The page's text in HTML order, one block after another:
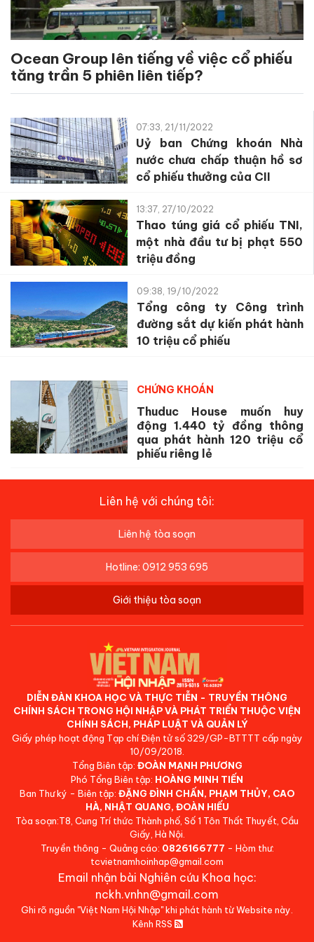
Ocean Group lên tiếng về việc cổ phiếu
tăng trần 5 phiên liên tiếp?
07:33, 21/11/2022
Uỷ ban Chứng khoán Nhà
nước chưa chấp thuận hồ sơ
cổ phiếu thưởng của CII
13:37, 27/10/2022
Thao túng giá cổ phiếu TNI,
một nhà đầu tư bị phạt 550
triệu đồng
09:38, 19/10/2022
Tổng công ty Công trình
đường sắt dự kiến phát hành
10 triệu cổ phiếu
CHỨNG KHOÁN
Thuduc House muốn huy
động 1.440 tỷ đồng thông
qua phát hành 120 triệu cổ
phiếu riêng lẻ
Liên hệ với chúng tôi:
Liên hệ tòa soạn
Hotline: 0912 953 695
Giới thiệu tòa soạn
DIỄN ĐÀN KHOA HỌC VÀ THỰC TIỄN - TRUYỀN THÔNG
CHÍNH SÁCH TRONG HỘI NHẬP VÀ PHÁT TRIỂN THUỘC VIỆN
CHÍNH SÁCH, PHÁP LUẬT VÀ QUẢN LÝ
Giấy phép hoạt động Tạp chí Điện tử số 329/GP-BTTTT cấp ngày
10/09/2018.
Tổng Biên tập: ĐOÀN MẠNH PHƯƠNG
Phó Tổng Biên tập: HOÀNG MINH TIẾN
Ban Thư ký - Biên tập: ĐẶNG ĐÌNH CHẤN, PHẠM THỦY, CAO
HÀ, NHẬT QUANG, ĐOÀN HIẾU
Tòa soạn:T8, Cung Trí thức Thành phố, Số 1 Tôn Thất Thuyết, Cầu
Giấy, Hà Nội.
Truyền thông - Quảng cáo: 0826166777 - Hòm thư:
tcvietnamhoinhap@gmail.com
Email nhận bài Nghiên cứu Khoa học:
nckh.vnhn@gmail.com
Ghi rõ nguồn "Việt Nam Hội Nhập" khi phát hành từ Website này.
Kênh RSS